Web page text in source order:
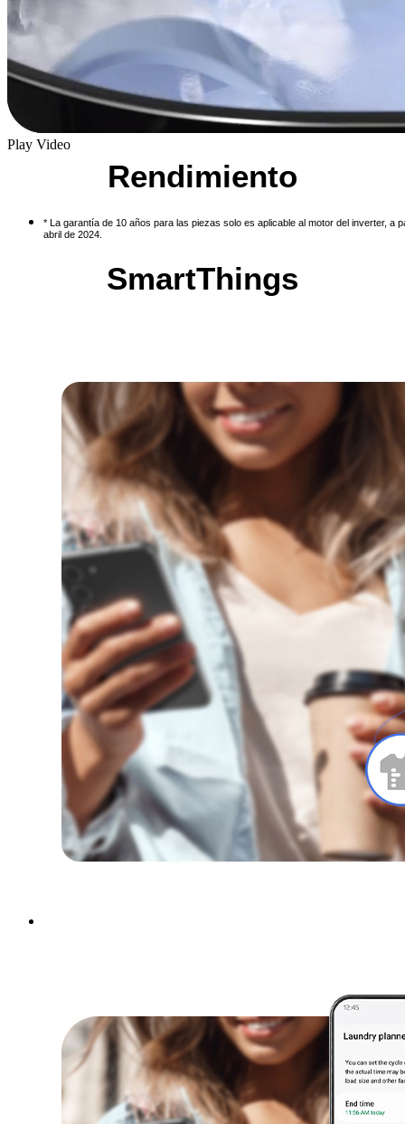
Play Video
Rendimiento
* La garantía de 10 años para las piezas solo es aplicable al motor del inverter, a
abril de 2024.
SmartThings